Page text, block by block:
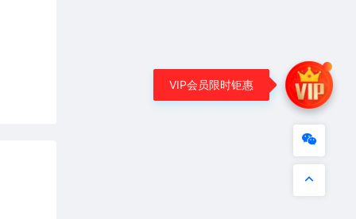
VIP会员限时钜惠